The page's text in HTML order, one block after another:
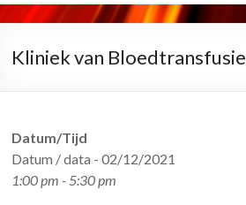
Kliniek van Bloedtransfusie
Datum/Tijd
Datum / data - 02/12/2021
1:00 pm - 5:30 pm